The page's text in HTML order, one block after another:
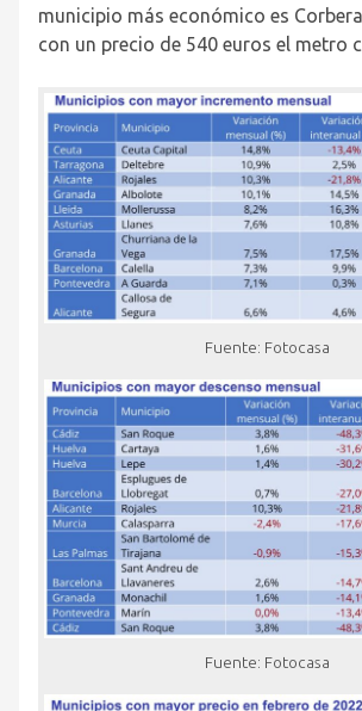
municipio más económico es
con un precio de 540 euros el metro
Fuente: Fotocasa
Fuente: Fotocasa